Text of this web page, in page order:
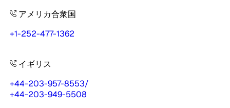
アメリカ合衆国
+1-252-477-1362
イギリス
+44-203-957-8553/
+44-203-949-5508